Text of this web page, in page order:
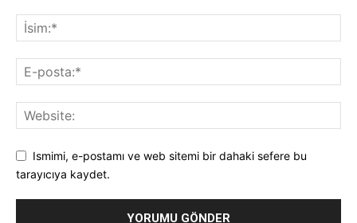
Ismimi, e-postamı ve web sitemi bir dahaki sefere bu
tarayıcıya kaydet.